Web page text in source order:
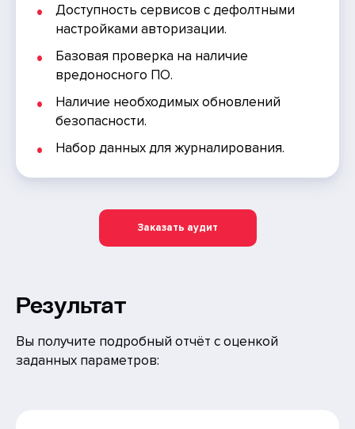
Доступность сервисов с дефолтными
настройками авторизации.
Базовая проверка на наличие
вредоносного ПО.
Наличие необходимых обновлений
безопасности.
Набор данных для журналирования.
Заказать аудит
Результат
Вы получите подробный отчёт с оценкой
заданных параметров: